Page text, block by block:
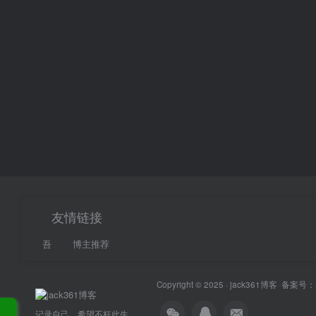
友情链接
吾 博主推荐
Copyright © 2025 · jack361博客 备案号：